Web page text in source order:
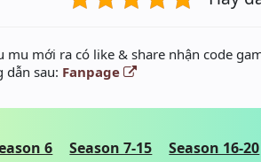
mới ra có like & share nhận code
dẫn sau: Fanpage
6 Season 7-15 Season 16-20